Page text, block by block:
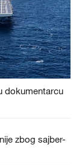
dokumentarcu
zbog sajber-